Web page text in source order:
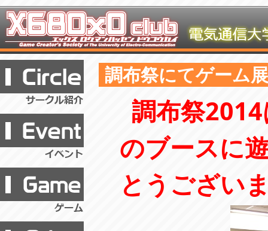
調布祭にてゲーム
調布祭
のブースに
とうござい